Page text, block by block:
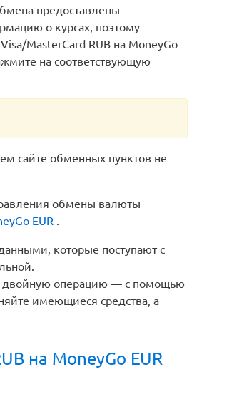
предоставлены
о курсах, поэтому
MasterCard RUB на MoneyGo
на соответствующую
сайте обменных пунктов не
обмены валюты
EUR .
которые поступают с
двойную операцию — с помощью
имеющиеся средства, а
на MoneyGo EUR